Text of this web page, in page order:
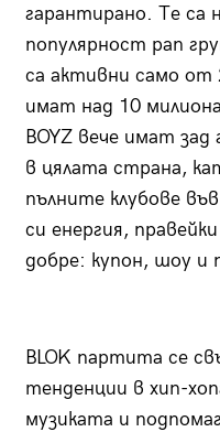
гарантирано. Те са
популярност рап
са активни само
имат над 10
BOYZ вече имат
в цялата страна,
пълните клубове
си енергия,
добре: купон, шоу и
BLOK партита се
тенденции в хип-
музиката и